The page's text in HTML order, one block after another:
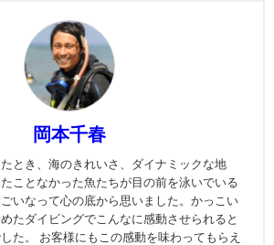
岡本千春
とき、海のきれいさ、ダイナミックな地
ことなかった魚たちが目の前を泳いでいる
いなって心の底から思いました。かっこい
たダイビングでこんなに感動させられると
た。 お客様にもこの感動を味わってもらえ